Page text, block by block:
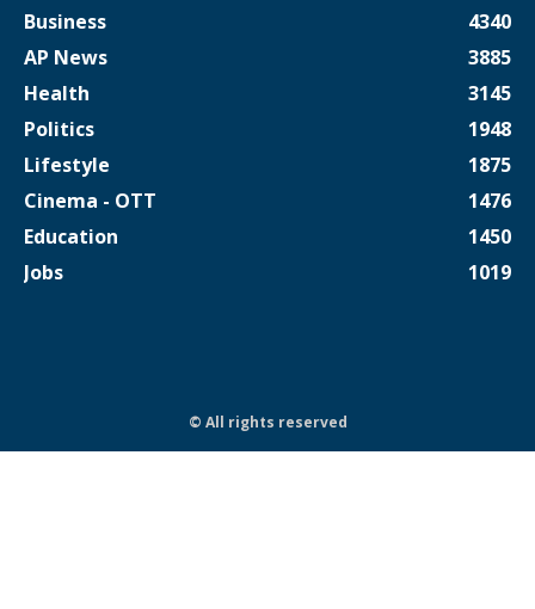
Business
4340
AP News
3885
Health
3145
Politics
1948
Lifestyle
1875
Cinema - OTT
1476
Education
1450
Jobs
1019
© All rights reserved